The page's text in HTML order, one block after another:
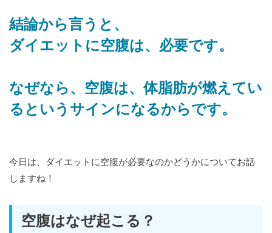
結論から言うと、
ダイエットに空腹は、必要です。
なぜなら、空腹は、体脂肪が燃えてい
るというサインになるからです。
今日は、ダイエットに空腹が必要なのかどうかについてお話
しますね！
空腹はなぜ起こる？